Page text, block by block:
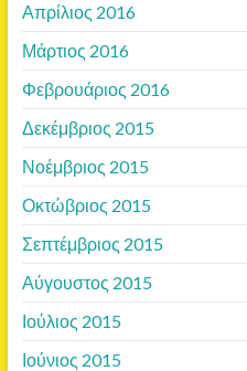
Απρίλιος 2016
Μάρτιος 2016
Φεβρουάριος 2016
Δεκέμβριος 2015
Νοέμβριος 2015
Οκτώβριος 2015
Σεπτέμβριος 2015
Αύγουστος 2015
Ιούλιος 2015
Ιούνιος 2015